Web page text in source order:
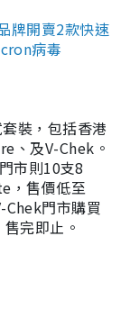
牌開賣2款快速
病毒
裝，包括香港
、及V-Chek。
市則10支8
，售價低至
門市購買
完即止。